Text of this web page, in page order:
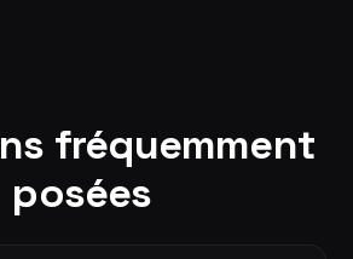
fréquemment
posées